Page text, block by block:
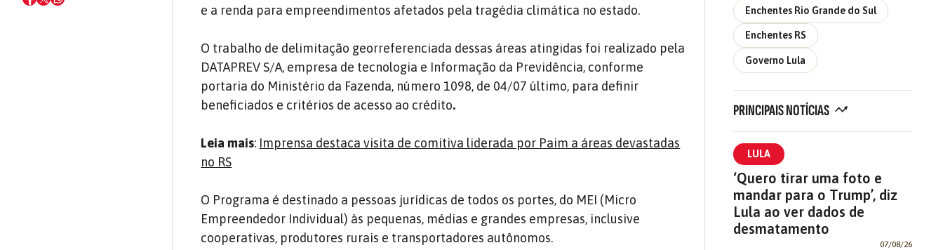
e a renda para empreendimentos afetados pela tragédia climática no estado.
O trabalho de delimitação georreferenciada dessas áreas atingidas foi realizado pela
DATAPREV S/A, empresa de tecnologia e Informação da Previdência, conforme
portaria do Ministério da Fazenda, número 1098, de 04/07 último, para definir
beneficiados e critérios de acesso ao crédito.
Leia mais: Imprensa destaca visita de comitiva liderada por Paim a áreas devastadas
no RS
O Programa é destinado a pessoas jurídicas de todos os portes, do MEI (Micro
Empreendedor Individual) às pequenas, médias e grandes empresas, inclusive
cooperativas, produtores rurais e transportadores autônomos.
Enchentes Rio Grande do Sul
Enchentes RS
Governo Lula
PRINCIPAIS NOTÍCIAS
LULA
‘Quero tirar uma foto e
mandar para o Trump’, diz
Lula ao ver dados de
desmatamento
07/08/26